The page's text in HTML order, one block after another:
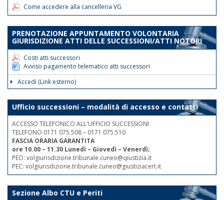
Come accedere alla cancelleria VG
PRENOTAZIONE APPUNTAMENTO VOLONTARIA
GIURISDIZIONE ATTI DELLE SUCCESSIONI/ATTI NOTORI
Costi atti successori
Avviso pagamento telematico atti successori
Accedi (Link esterno)
Ufficio successioni – modalità di accesso e contatti
ACCESSO TELEFONICO ALL'UFFICIO SUCCESSIONI
TELEFONO 0171 075.508 – 0171 075.510
FASCIA ORARIA GARANTITA
ore 10.00 – 11.30 Lunedì – Giovedì – Venerdì;
PEO: volgiurisdizione.tribunale.cuneo@qiustizia.it
PEC: volgiurisdizione.tribunale.cuneo@giustiziacert.it
Sezione Albo CTU e Periti